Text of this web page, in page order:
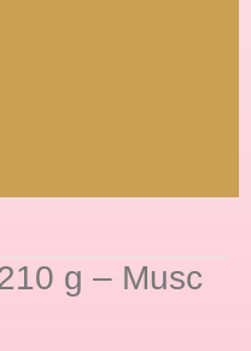
g – Musc